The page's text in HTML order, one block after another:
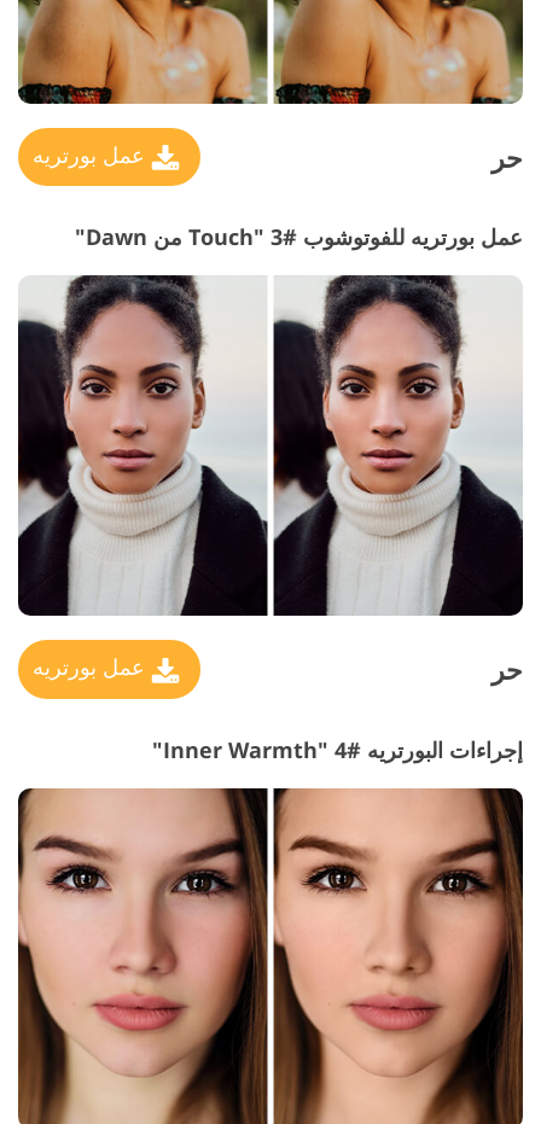
حر عمل بورتريه
عمل بورتريه للفوتوشوب #3 "Touch من Dawn"
حر عمل بورتريه
إجراءات البورتريه #4 "Inner Warmth"